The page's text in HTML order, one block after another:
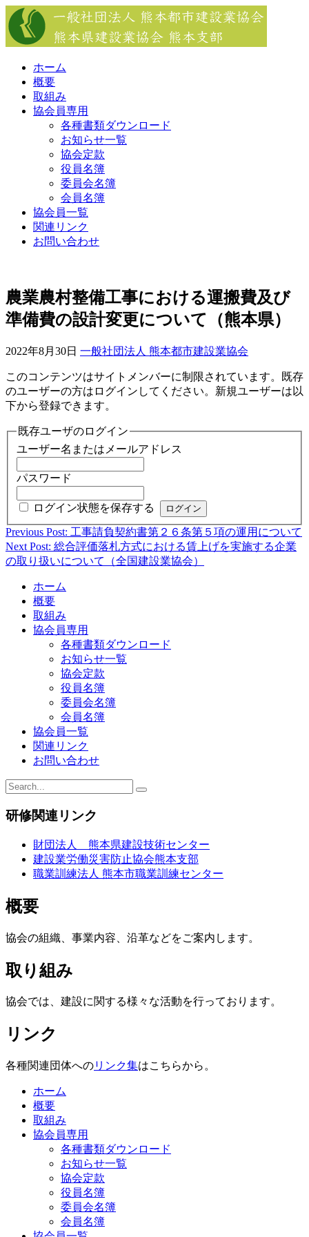
Skip
to
content
ホーム
概要
取組み
協会員専用
各種書類ダウンロード
お知らせ一覧
協会定款
役員名簿
委員会名簿
会員名簿
協会員一覧
関連リンク
お問い合わせ
農業農村整備工事における運搬費及び
準備費の設計変更について（熊本県）
2022年8月30日 一般社団法人 熊本都市建設業協会
このコンテンツはサイトメンバーに制限されています。既存
のユーザーの方はログインしてください。新規ユーザーは以
下から登録できます。
既存ユーザのログイン
ユーザー名またはメールアドレス
パスワード
ログイン状態を保存する
投
稿
Previous Post: 工事請負契約書第２６条第５項の運用について
Next Post: 総合評価落札方式における賃上げを実施する企業
の取り扱いについて（全国建設業協会）
ホーム
概要
取組み
協会員専用
各種書類ダウンロード
お知らせ一覧
協会定款
役員名簿
委員会名簿
会員名簿
協会員一覧
関連リンク
お問い合わせ
研修関連リンク
財団法人 熊本県建設技術センター
建設業労働災害防止協会熊本支部
職業訓練法人 熊本市職業訓練センター
概要
協会の組織、事業内容、沿革などをご案内します。
取り組み
協会では、建設に関する様々な活動を行っております。
リンク
各種関連団体へのリンク集はこちらから。
ホーム
概要
取組み
協会員専用
各種書類ダウンロード
お知らせ一覧
協会定款
役員名簿
委員会名簿
会員名簿